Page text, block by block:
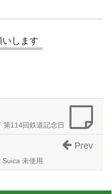
いします
114回鉄道記念日
Suica 未使用
Prev